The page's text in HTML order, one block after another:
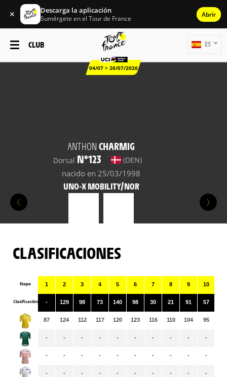
✕ Descarga la aplicación
Sumérgete en el Tour de France Abrir
CLUB
04/07 > 26/07/2026
ES
ANTHON CHARMIG
Dorsal N°123 (DEN)
nacido en 25/03/1998
UNO-X MOBILITY/NOR
CLASIFICACIONES
Etapa
Clasificación
1
-
87
-
-
-
2
129
124
-
-
-
3
98
112
-
-
-
4
73
117
-
-
-
5
140
120
-
-
-
6
98
123
-
-
-
7
30
116
-
-
-
8
21
110
-
-
-
9
91
104
-
-
-
10
57
95
-
-
-